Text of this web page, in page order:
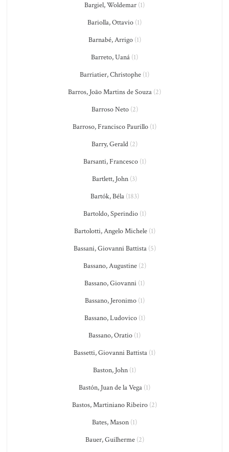
Bargiel, Woldemar (1)
Bariolla, Ottavio (1)
Barnabé, Arrigo(1)
Barreto, Uaná (1)
Barriatier, Christophe (1)
Barros, João Martins de Souza (2)
Barroso Neto(2)
Barroso, Francisco Paurillo (1)
Barry, Gerald (2)
Barsanti, Francesco(1)
Bartlett, John (3)
Bartók, Béla(183)
Bartoldo, Sperindio(1)
Bartolotti, Angelo Michele(1)
Bassani, Giovanni Battista(5)
Bassano, Augustine(2)
Bassano, Giovanni (1)
Bassano, Jeronimo(1)
Bassano, Ludovico(1)
Bassano, Oratio (1)
Bassetti, Giovanni Battista (1)
Baston, John (1)
Bastón, Juan de la Vega (1)
Bastos, Martiniano Ribeiro (2)
Bates, Mason (1)
Bauer, Guilherme(2)